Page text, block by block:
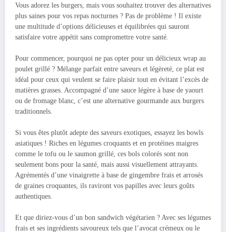
Vous adorez les burgers, mais vous souhaitez trouver des alternatives
plus saines pour vos repas nocturnes ? Pas de problème ! Il existe
une multitude d’options délicieuses et équilibrées qui sauront
satisfaire votre appétit sans compromettre votre santé.
Pour commencer, pourquoi ne pas opter pour un délicieux wrap au
poulet grillé ? Mélange parfait entre saveurs et légèreté, ce plat est
idéal pour ceux qui veulent se faire plaisir tout en évitant l’excès de
matières grasses. Accompagné d’une sauce légère à base de yaourt
ou de fromage blanc, c’est une alternative gourmande aux burgers
traditionnels.
Si vous êtes plutôt adepte des saveurs exotiques, essayez les bowls
asiatiques ! Riches en légumes croquants et en protéines maigres
comme le tofu ou le saumon grillé, ces bols colorés sont non
seulement bons pour la santé, mais aussi visuellement attrayants.
Agrémentés d’une vinaigrette à base de gingembre frais et arrosés
de graines croquantes, ils raviront vos papilles avec leurs goûts
authentiques.
Et que diriez-vous d’un bon sandwich végétarien ? Avec ses légumes
frais et ses ingrédients savoureux tels que l’avocat crémeux ou le